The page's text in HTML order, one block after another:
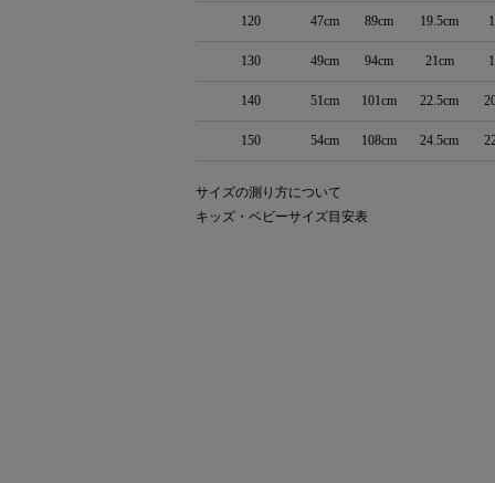
120 47cm 89cm 19.5cm
130 49cm 94cm 21cm
140 51cm 101cm 22.5cm
150 54cm 108cm 24.5cm
サイズの測り方について
キッズ・ベビーサイズ目安表